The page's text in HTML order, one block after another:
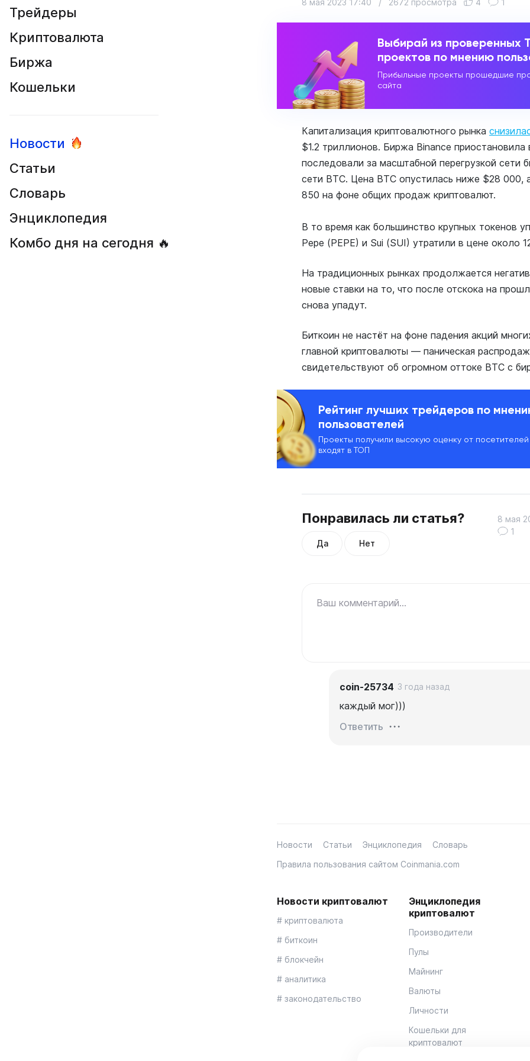
Трейдеры
Криптовалюта
Биржа
Кошельки
Новости
Статьи
Словарь
Энциклопедия
Комбо дня на сегодня 🔥
8 мая 2023 17:40 / 2672 просмотра 4 1
Выбирай из проверенных
проектов по мнению
Прибыльные проекты прошедшие
сайта
Капитализация криптовалютного рынка
$1.2 триллионов. Биржа Binance
последовали за масштабной перегрузкой сети
сети BTC. Цена BTC опустилась ниже $28 000,
850 на фоне общих продаж криптовалют.
В то время как большинство крупных токенов
Pepe (PEPE) и Sui (SUI) утратили в цене около
На традиционных рынках продолжается
новые ставки на то, что после отскока на
снова упадут.
Биткоин не настёт на фоне падения акций
главной криптовалюты — паническая
свидетельствуют об огромном оттоке BTC с
Рейтинг лучших трейдеров по
пользователей
Проекты получили высокую оценку от
входят в ТОП
Понравилась ли статья?
Да Нет
8 мая
1
Ваш комментарий...
coin-25734 3 года назад
каждый мог)))
Ответить
Новости Статьи Энциклопедия
Словарь
Правила пользования сайтом Coinmania.com
Новости криптовалют
# криптовалюта
# биткоин
# блокчейн
# аналитика
# законодательство
Энциклопедия
криптовалют
Производители
Пулы
Майнинг
Валюты
Личности
Кошельки для
криптовалют